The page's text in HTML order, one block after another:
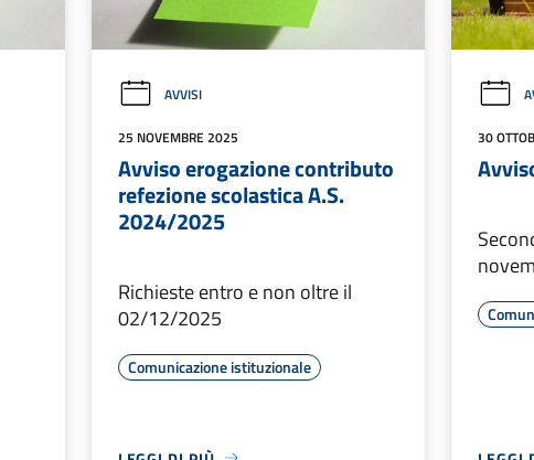
AVVISI
25 NOVEMBRE 2025
Avviso erogazione contributo
refezione scolastica A.S.
2024/2025
Richieste entro e non oltre il
02/12/2025
Comunicazione istituzionale
30